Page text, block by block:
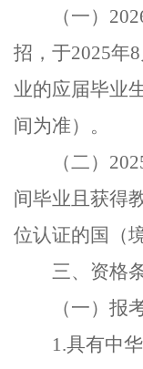
（一）
招，于2025年8
业的应届毕业
间为准）。
（二）
间毕业且获得
位认证的国（
三、资格
（一）报
1.具有中